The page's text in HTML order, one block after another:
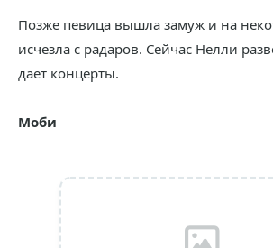
Позже певица вышла замуж и на
исчезла с радаров. Сейчас Нелли
дает концерты.
Моби